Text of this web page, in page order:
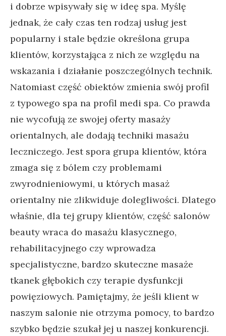
i dobrze wpisywały się w ideę spa. Myślę
jednak, że cały czas ten rodzaj usług jest
popularny i stale będzie określona grupa
klientów, korzystająca z nich ze względu na
wskazania i działanie poszczególnych technik.
Natomiast część obiektów zmienia swój profil
z typowego spa na profil medi spa. Co prawda
nie wycofują ze swojej oferty masaży
orientalnych, ale dodają techniki masażu
leczniczego. Jest spora grupa klientów, która
zmaga się z bólem czy problemami
zwyrodnieniowymi, u których masaż
orientalny nie zlikwiduje dolegliwości. Dlatego
właśnie, dla tej grupy klientów, część salonów
beauty wraca do masażu klasycznego,
rehabilitacyjnego czy wprowadza
specjalistyczne, bardzo skuteczne masaże
tkanek głębokich czy terapie dysfunkcji
powięziowych. Pamiętajmy, że jeśli klient w
naszym salonie nie otrzyma pomocy, to bardzo
szybko będzie szukał jej u naszej konkurencji.